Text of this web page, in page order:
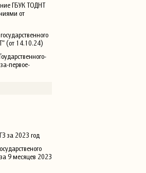
ГБУК ТОДНТ
от
(от 14.10.24)
первое-
за 2023 год
9 месяцев 2023